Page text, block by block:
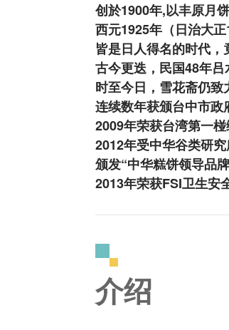
创於1900年,以丰原月
西元1925年（日治大
皆是日人得名的时代，
古今更迭，民国48年吕
时至今日，雪花斋仍致
连续数年获颁台中市政
2009年荣获台湾第一椪
2012年受中华谷类研
颁发“中华糕饼领导品
2013年荣获FSI卫生安
介绍